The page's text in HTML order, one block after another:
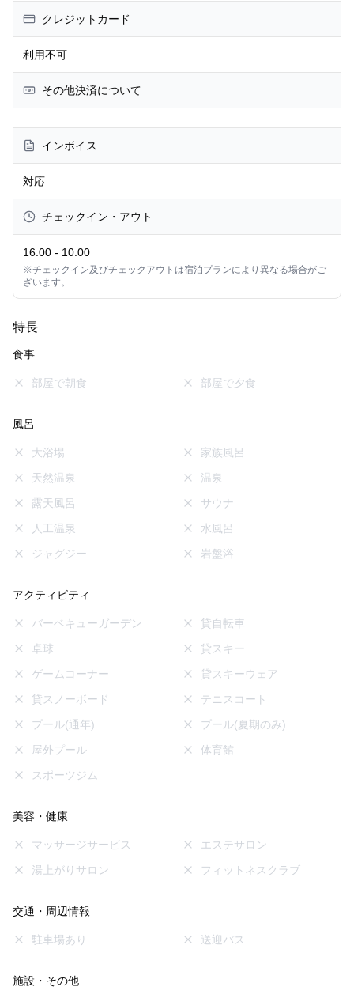
クレジットカード
利用不可
その他決済について
インボイス
対応
チェックイン・アウト
16:00 - 10:00
※チェックイン及びチェックアウトは宿泊プランにより異なる場合がご
ざいます。
特長
食事
部屋で朝食 部屋で夕食
風呂
大浴場
家族風呂
天然温泉
温泉
露天風呂
サウナ
人工温泉
水風呂
ジャグジー
岩盤浴
アクティビティ
バーベキューガーデン
貸自転車
卓球
貸スキー
ゲームコーナー
貸スキーウェア
貸スノーボード
テニスコート
プール(通年)
プール(夏期のみ)
屋外プール
体育館
スポーツジム
美容・健康
マッサージサービス
エステサロン
湯上がりサロン
フィットネスクラブ
交通・周辺情報
駐車場あり 送迎バス
施設・その他